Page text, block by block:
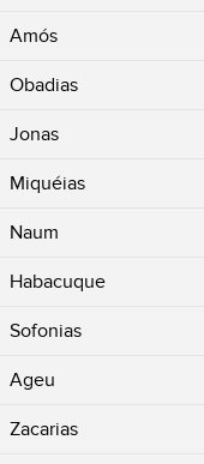
Amós
Obadias
Jonas
Miquéias
Naum
Habacuque
Sofonias
Ageu
Zacarias